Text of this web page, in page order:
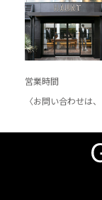
営業時間
〈お問い合わせは、